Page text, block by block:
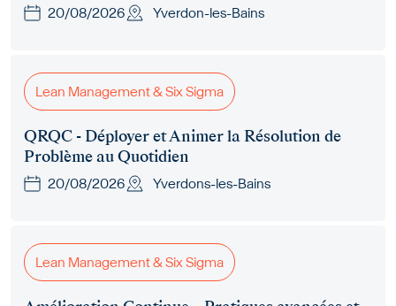
20/08/2026 Yverdon-les-Bains
Lean Management & Six Sigma
QRQC - Déployer et Animer la Résolution de
Problème au Quotidien
20/08/2026 Yverdons-les-Bains
Lean Management & Six Sigma